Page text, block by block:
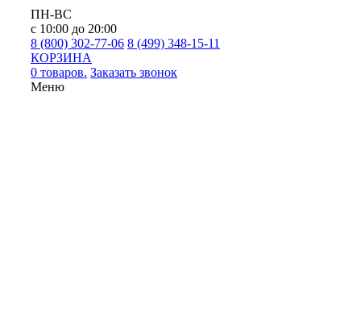
ПН-ВС
с 10:00 до 20:00
8 (800) 302-77-06 8 (499) 348-15-11
КОРЗИНА
0 товаров. Заказать звонок
Меню